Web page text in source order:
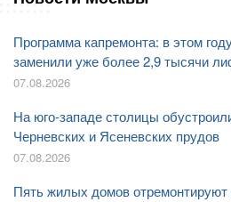
Программа капремонта: в этом
заменили уже более 2,9 тысячи
07.08.2026
На юго-западе столицы
Черневских и Ясеневских прудов
07.08.2026
Пять жилых домов отремонтируют